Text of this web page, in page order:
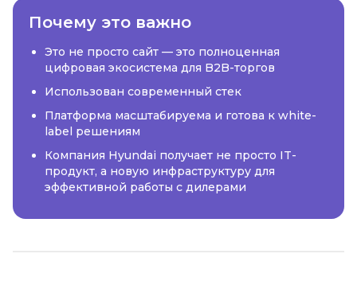
Почему это важно
Это не просто сайт — это полноценная
цифровая экосистема для B2B-торгов
Использован современный стек
Платформа масштабируема и готова к white-
label решениям
Компания Hyundai получает не просто IT-
продукт, а новую инфраструктуру для
эффективной работы с дилерами